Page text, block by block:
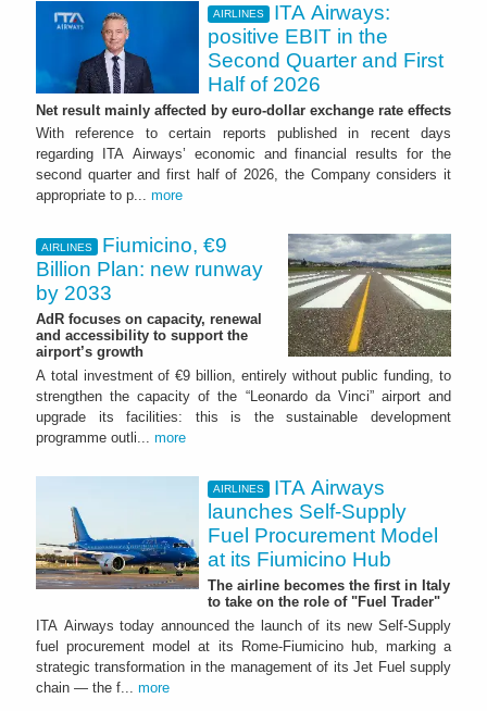
AIRLINES
ITA Airways:
positive EBIT in the
Second Quarter and First
Half of 2026
Net result mainly affected by euro-dollar exchange rate effects
With reference to certain reports published in recent days
regarding ITA Airways’ economic and financial results for the
second quarter and first half of 2026, the Company considers it
appropriate to p... more
AIRLINES
Fiumicino, €9
Billion Plan: new runway
by 2033
AdR focuses on capacity, renewal
and accessibility to support the
airport’s growth
A total investment of €9 billion, entirely without public funding, to
strengthen the capacity of the “Leonardo da Vinci” airport and
upgrade its facilities: this is the sustainable development
programme outli... more
AIRLINES
ITA Airways
launches Self-Supply
Fuel Procurement Model
at its Fiumicino Hub
The airline becomes the first in Italy
to take on the role of "Fuel Trader"
ITA Airways today announced the launch of its new Self-Supply
fuel procurement model at its Rome-Fiumicino hub, marking a
strategic transformation in the management of its Jet Fuel supply
chain — the f... more